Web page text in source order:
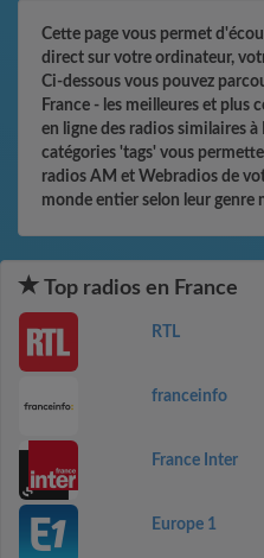
Cette page vous permet
direct sur votre ordinateur,
Ci-dessous vous pouvez
France - les meilleures et plus
en ligne des radios similaires à
catégories 'tags' vous
radios AM et Webradios de
monde entier selon leur genre
Top radios en France
RTL
franceinfo
France Inter
Europe 1